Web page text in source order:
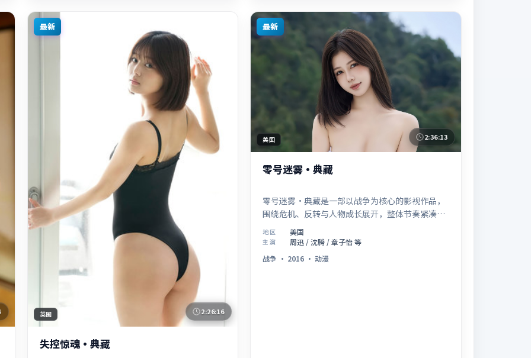
最新
英国 2:26:16
失控惊魂·典藏
最新
美国 2:36:13
零号迷雾·典藏
零号迷雾·典藏是一部以战争为核心的影视作品，
围绕危机、反转与人物成长展开，整体节奏紧凑，
值得推荐观看。
地区 美国
主演
周迅 / 沈腾 / 章子怡 等
战争 · 2016 ·动漫